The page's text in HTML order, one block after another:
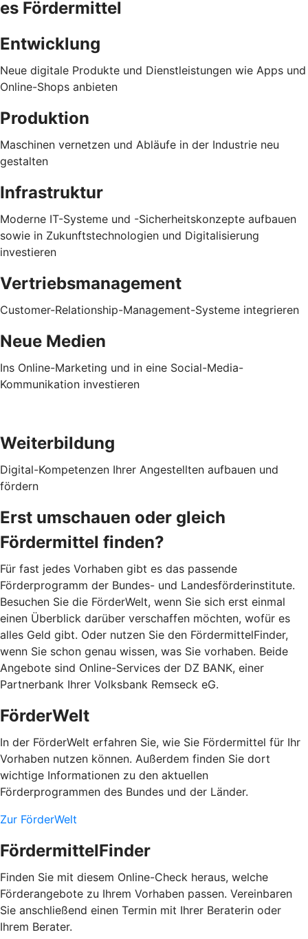
es Fördermittel
Entwicklung
Neue digitale Produkte und Dienstleistungen wie Apps und
Online-Shops anbieten
Produktion
Maschinen vernetzen und Abläufe in der Industrie neu
gestalten
Infrastruktur
Moderne IT-Systeme und -Sicherheitskonzepte aufbauen
sowie in Zukunftstechnologien und Digitalisierung
investieren
Vertriebsmanagement
Customer-Relationship-Management-Systeme integrieren
Neue Medien
Ins Online-Marketing und in eine Social-Media-
Kommunikation investieren
Weiterbildung
Digital-Kompetenzen Ihrer Angestellten aufbauen und
fördern
Erst umschauen oder gleich
Fördermittel finden?
Für fast jedes Vorhaben gibt es das passende
Förderprogramm der Bundes- und Landesförderinstitute.
Besuchen Sie die FörderWelt, wenn Sie sich erst einmal
einen Überblick darüber verschaffen möchten, wofür es
alles Geld gibt. Oder nutzen Sie den FördermittelFinder,
wenn Sie schon genau wissen, was Sie vorhaben. Beide
Angebote sind Online-Services der DZ BANK, einer
Partnerbank Ihrer Volksbank Remseck eG.
FörderWelt
In der FörderWelt erfahren Sie, wie Sie Fördermittel für Ihr
Vorhaben nutzen können. Außerdem finden Sie dort
wichtige Informationen zu den aktuellen
Förderprogrammen des Bundes und der Länder.
Zur FörderWelt
FördermittelFinder
Finden Sie mit diesem Online-Check heraus, welche
Förderangebote zu Ihrem Vorhaben passen. Vereinbaren
Sie anschließend einen Termin mit Ihrer Beraterin oder
Ihrem Berater.